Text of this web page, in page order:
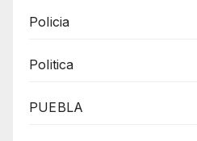
Policia
Politica
PUEBLA